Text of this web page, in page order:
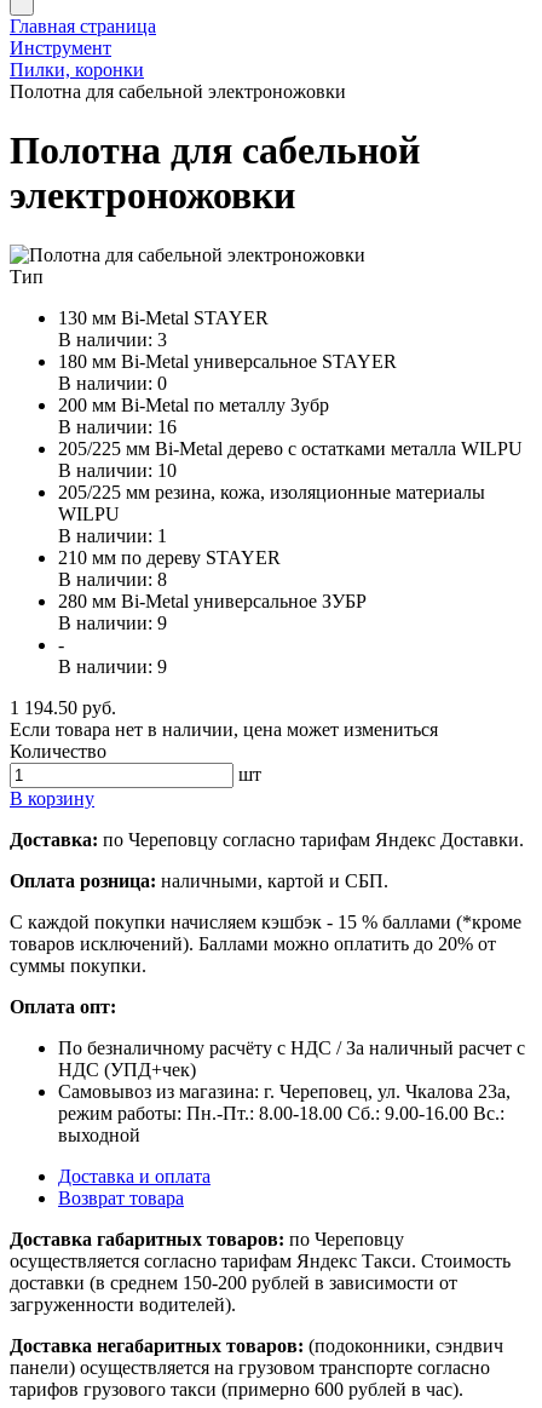
Главная страница
Инструмент
Пилки, коронки
Полотна для сабельной электроножовки
Полотна для сабельной
электроножовки
Тип
130 мм Bi-Metal STAYER
В наличии: 3
180 мм Bi-Metal универсальное STAYER
В наличии: 0
200 мм Bi-Metal по металлу Зубр
В наличии: 16
205/225 мм Bi-Metal дерево с остатками металла WILPU
В наличии: 10
205/225 мм резина, кожа, изоляционные материалы
WILPU
В наличии: 1
210 мм по дереву STAYER
В наличии: 8
280 мм Bi-Metal универсальное ЗУБР
В наличии: 9
-
В наличии: 9
1 194.50 руб.
Если товара нет в наличии, цена может измениться
Количество
шт
В корзину
Доставка: по Череповцу согласно тарифам Яндекс Доставки.
Оплата розница: наличными, картой и СБП.
С каждой покупки начисляем кэшбэк - 15 % баллами (*кроме
товаров исключений). Баллами можно оплатить до 20% от
суммы покупки.
Оплата опт:
По безналичному расчёту с НДС / За наличный расчет с
НДС (УПД+чек)
Самовывоз из магазина: г. Череповец, ул. Чкалова 23а,
режим работы: Пн.-Пт.: 8.00-18.00 Сб.: 9.00-16.00 Вс.:
выходной
Доставка и оплата
Возврат товара
Доставка габаритных товаров: по Череповцу
осуществляется согласно тарифам Яндекс Такси. Стоимость
доставки (в среднем 150-200 рублей в зависимости от
загруженности водителей).
Доставка негабаритных товаров: (подоконники, сэндвич
панели) осуществляется на грузовом транспорте согласно
тарифов грузового такси (примерно 600 рублей в час).